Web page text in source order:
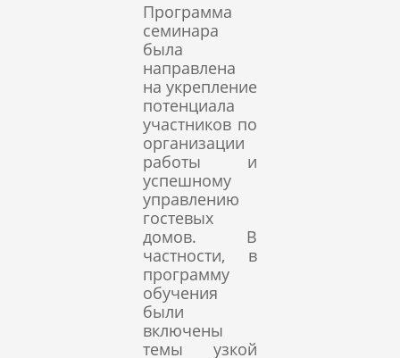
Программа
семинара
была
направлена
на укрепление
потенциала
участников по
организации
работы и
успешному
управлению
гостевых
домов. В
частности, в
программу
обучения
были
включены
темы узкой